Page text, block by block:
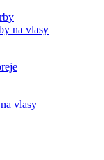
na vlasy
vlasy